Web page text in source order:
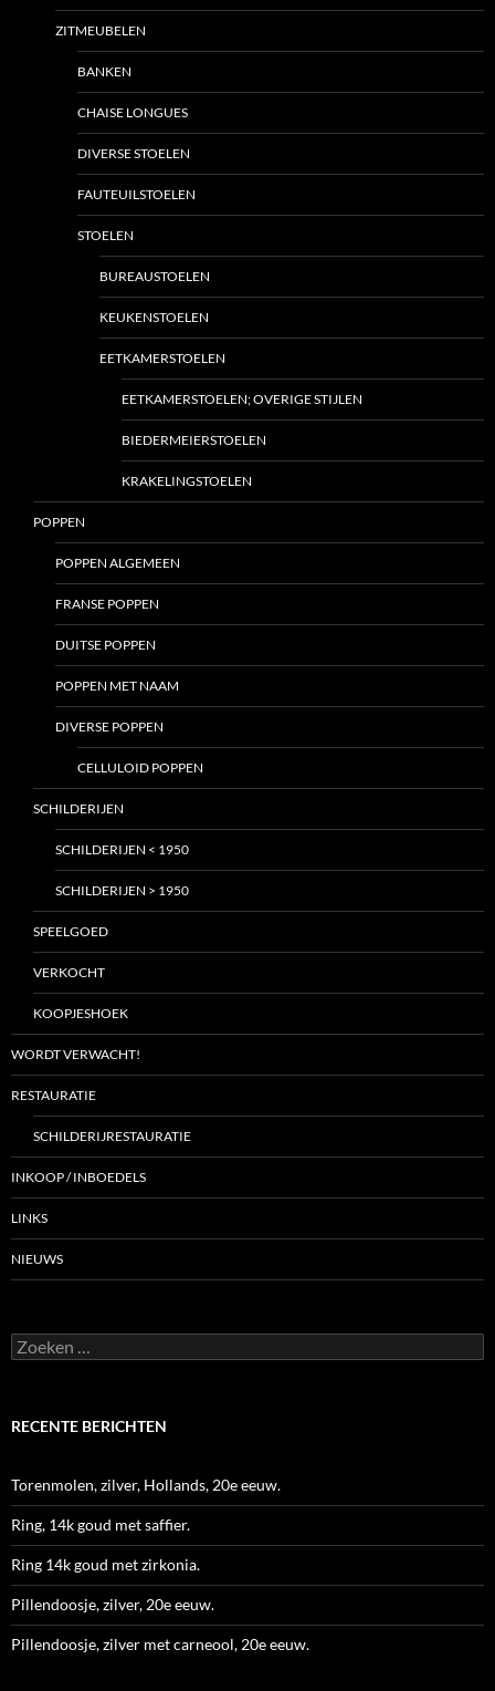
ZITMEUBELEN
BANKEN
CHAISE LONGUES
DIVERSE STOELEN
FAUTEUILSTOELEN
STOELEN
BUREAUSTOELEN
KEUKENSTOELEN
EETKAMERSTOELEN
EETKAMERSTOELEN; OVERIGE STIJLEN
BIEDERMEIERSTOELEN
KRAKELINGSTOELEN
POPPEN
POPPEN ALGEMEEN
FRANSE POPPEN
DUITSE POPPEN
POPPEN MET NAAM
DIVERSE POPPEN
CELLULOID POPPEN
SCHILDERIJEN
SCHILDERIJEN < 1950
SCHILDERIJEN > 1950
SPEELGOED
VERKOCHT
KOOPJESHOEK
WORDT VERWACHT!
RESTAURATIE
SCHILDERIJRESTAURATIE
INKOOP / INBOEDELS
LINKS
NIEUWS
Zoeken
naar:
RECENTE BERICHTEN
Torenmolen, zilver, Hollands, 20e eeuw.
Ring, 14k goud met saffier.
Ring 14k goud met zirkonia.
Pillendoosje, zilver, 20e eeuw.
Pillendoosje, zilver met carneool, 20e eeuw.